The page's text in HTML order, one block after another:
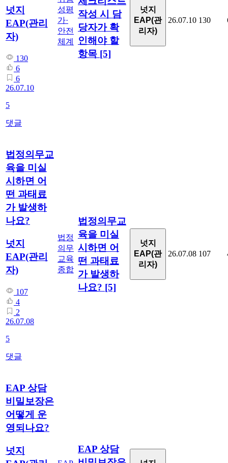
넛지
EAP(관리
자)
130
6
6
26.07.10
5
댓글
성평
가·
안전
체계
작성 시 담
당자가 확
인해야 할
항목 [5]
넛지
EAP(관
리자)
26.07.10 130
법정의무교
육을 미실
시하면 어
떤 과태료
가 발생하
나요?
넛지
EAP(관리
자)
107
4
2
26.07.08
5
댓글
법정
의무
교육
종합
법정의무교
육을 미실
시하면 어
떤 과태료
가 발생하
나요? [5]
넛지
EAP(관
리자)
26.07.08 107
EAP 상담
비밀보장은
어떻게 운
영되나요?
넛지
EAP 상담